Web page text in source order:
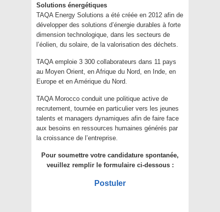
Solutions énergétiques
TAQA Energy Solutions a été créée en 2012 afin de
développer des solutions d’énergie durables à forte
dimension technologique, dans les secteurs de
l’éolien, du solaire, de la valorisation des déchets.
TAQA emploie 3 300 collaborateurs dans 11 pays
au Moyen Orient, en Afrique du Nord, en Inde, en
Europe et en Amérique du Nord.
TAQA Morocco conduit une politique active de
recrutement, tournée en particulier vers les jeunes
talents et managers dynamiques afin de faire face
aux besoins en ressources humaines générés par
la croissance de l’entreprise.
Pour soumettre votre candidature spontanée,
veuillez remplir le formulaire ci-dessous :
Postuler